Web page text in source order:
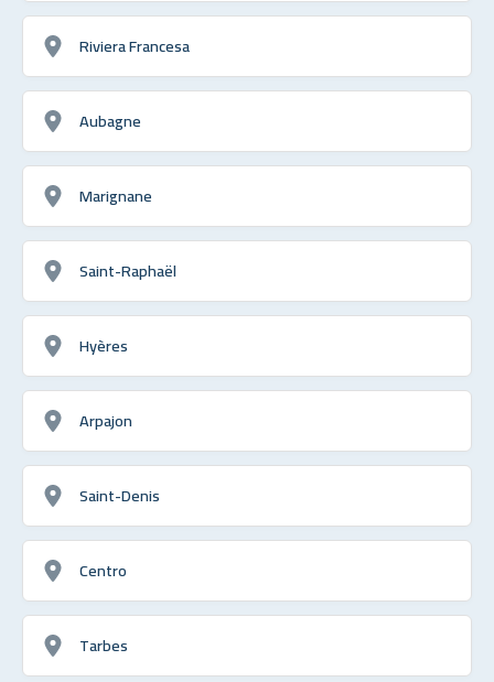
Riviera Francesa
Aubagne
Marignane
Saint-Raphaël
Hyères
Arpajon
Saint-Denis
Centro
Tarbes